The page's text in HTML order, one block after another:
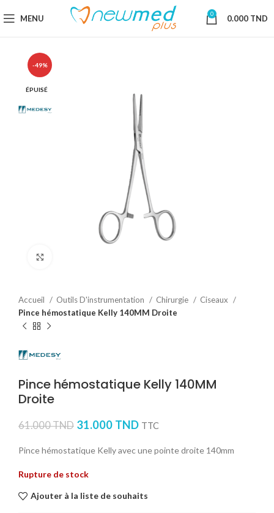
MENU 0 0.000 TND
-49%
ÉPUISÉ
Accueil Outils D'instrumentation Chirurgie
Ciseaux
Pince hémostatique Kelly 140MM Droite
Pince hémostatique Kelly 140MM
Droite
61.000TND 31.000 TND TTC
Pince hémostatique Kelly avec une pointe droite 140mm
Rupture de stock
Ajouter à la liste de souhaits